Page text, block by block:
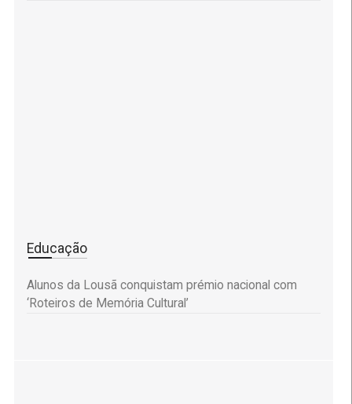
Educação
Alunos da Lousã conquistam prémio nacional com
‘Roteiros de Memória Cultural’